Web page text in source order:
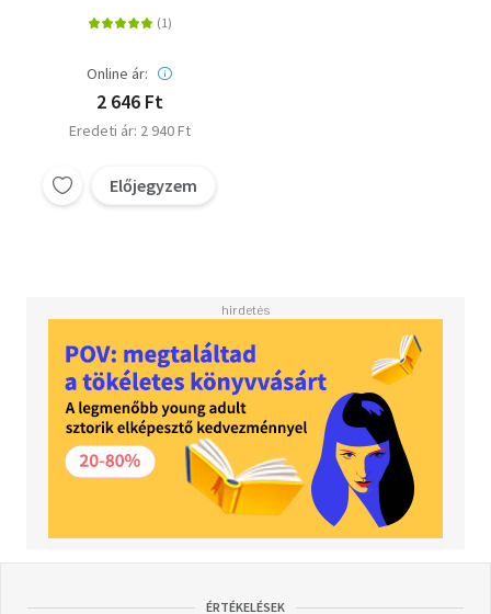
Online ár:
2 646 Ft
Eredeti ár: 2 940 Ft
Előjegyzem
ÉRTÉKELÉSEK